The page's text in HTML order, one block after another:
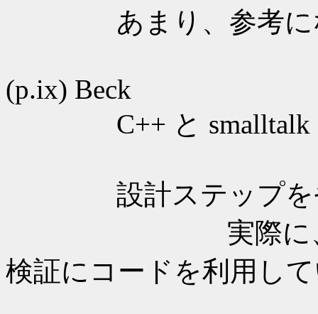
あまり、参考にな
(p.ix) Beck
C++ と smalltalk
設計ステップを省
実際に、自分
検証にコードを利用し